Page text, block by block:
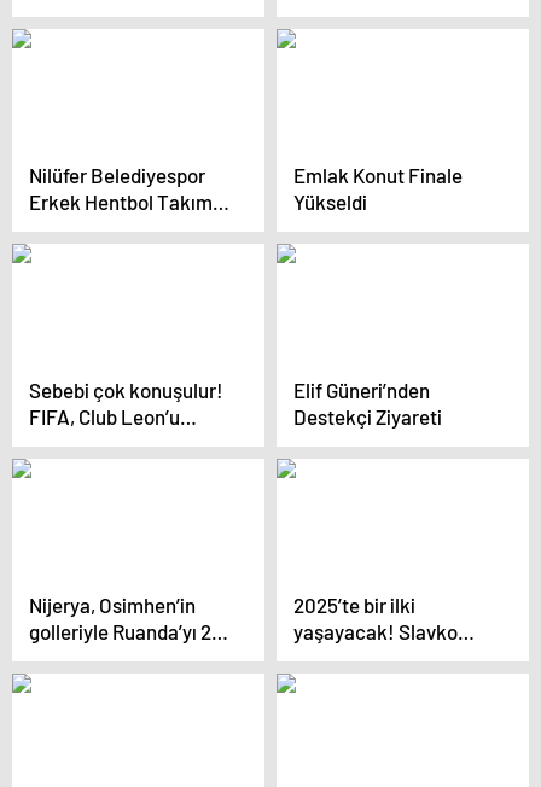
futbolcusundan kafa
karıştıran açıklama
Öpmeye doyamadı
Nilüfer Belediyespor
Erkek Hentbol Takımı,
Mihalıççık’ı Farklı Geçti
Emlak Konut Finale
Yükseldi
Sebebi çok konuşulur!
FIFA, Club Leon’u
Kulüpler Dünya
Kupası’ndan men etti
Elif Güneri’nden
Destekçi Ziyareti
Nijerya, Osimhen’in
golleriyle Ruanda’yı 2-
0 yendi
2025’te bir ilki
yaşayacak! Slavko
Vincic, Portekiz-
Danimarka maçını